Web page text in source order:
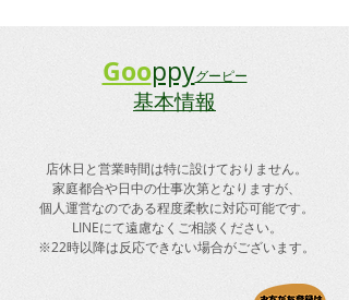
Gooppyグーピー
基本情報
店休日と​営業時間は特に設けておりません。
​家庭都合や日中の仕事次第となりますが、
個人運営なのである程度柔軟に対応可能です。
LINEにて遠慮なくご相談ください。
​※22時以降は反応できない場合がございます。